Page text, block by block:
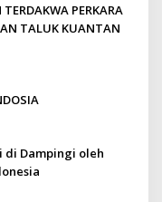
PERKARA
TALUK KUANTAN
di Dampingi oleh